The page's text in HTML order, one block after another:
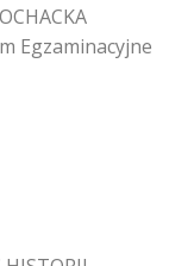
Egzaminacyjne